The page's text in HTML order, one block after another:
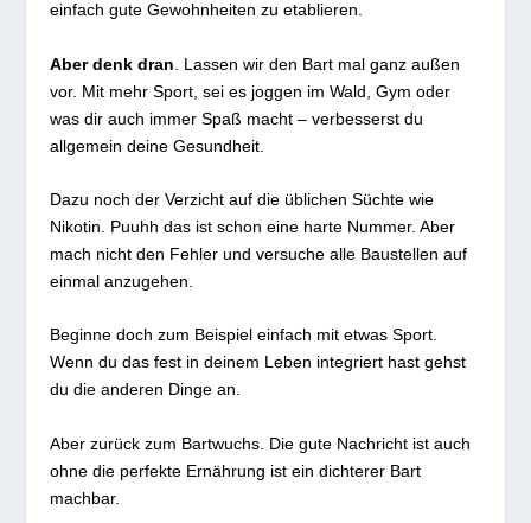
einfach gute Gewohnheiten zu etablieren.
Aber denk dran . Lassen wir den Bart mal ganz außen
vor. Mit mehr Sport, sei es joggen im Wald, Gym oder
was dir auch immer Spaß macht – verbesserst du
allgemein deine Gesundheit.
Dazu noch der Verzicht auf die üblichen Süchte wie
Nikotin. Puuhh das ist schon eine harte Nummer. Aber
mach nicht den Fehler und versuche alle Baustellen auf
einmal anzugehen.
Beginne doch zum Beispiel einfach mit etwas Sport.
Wenn du das fest in deinem Leben integriert hast gehst
du die anderen Dinge an.
Aber zurück zum Bartwuchs. Die gute Nachricht ist auch
ohne die perfekte Ernährung ist ein dichterer Bart
machbar.